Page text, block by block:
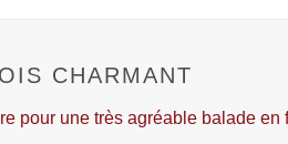
CHARMANT
pour une très agréable balade en